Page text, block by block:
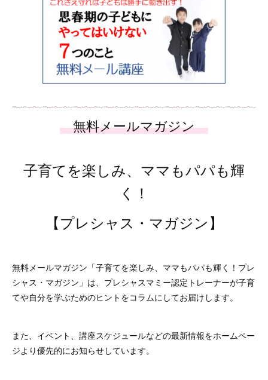
子育てを楽しみ、ママもパパも輝
く！
【プレシャス・マガジン】
無料メールマガジン「子育てを楽しみ、ママもパパも輝く！プレ
シャス・マガジン」は、プレシャスマミー認定トレーナーが子育
てや自分を学ぶためのヒントをコラムにしてお届けします。
また、イベント、講座スケジュールなどの最新情報をホームペー
ジより優先的にお知らせしています。